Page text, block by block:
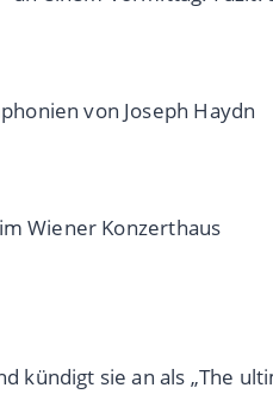
von Joseph Haydn
Wiener Konzerthaus
kündigt sie an als „The